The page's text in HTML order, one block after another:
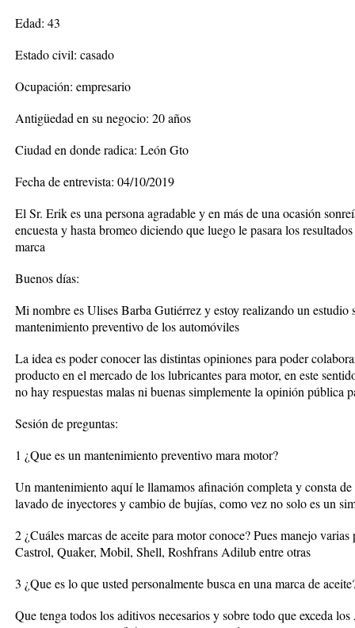
Edad: 43
Estado civil: casado
Ocupación: empresario
Antigüedad en su negocio: 20 años
Ciudad en donde radica: León Gto
Fecha de entrevista: 04/10/2019
El Sr. Erik es una persona agradable y en más de una ocasión
encuesta y hasta bromeo diciendo que luego le pasara los
marca
Buenos días:
Mi nombre es Ulises Barba Gutiérrez y estoy realizando un estudio
mantenimiento preventivo de los automóviles
La idea es poder conocer las distintas opiniones para poder
producto en el mercado de los lubricantes para motor, en este
no hay respuestas malas ni buenas simplemente la opinión pública
Sesión de preguntas:
1 ¿Que es un mantenimiento preventivo mara motor?
Un mantenimiento aquí le llamamos afinación completa y consta
lavado de inyectores y cambio de bujías, como vez no solo es un
2 ¿Cuáles marcas de aceite para motor conoce?Pues manejo varias
Castrol, Quaker, Mobil, Shell, Roshfrans Adilub entre otras
3 ¿Que es lo que usted personalmente busca en una marca de
Que tenga todos los aditivos necesarios y sobre todo que exceda